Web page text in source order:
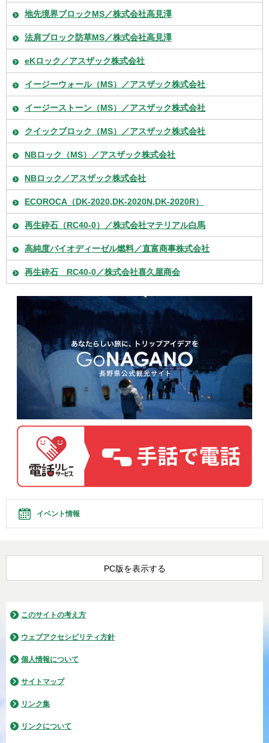
地先境界ブロックMS／株式会社高見澤
法肩ブロック防草MS／株式会社高見澤
eKロック／アスザック株式会社
イージーウォール（MS）／アスザック株式会社
イージーストーン（MS）／アスザック株式会社
クイックブロック（MS）／アスザック株式会社
NBロック（MS）／アスザック株式会社
NBロック／アスザック株式会社
ECOROCA（DK-2020,DK-2020N,DK-2020R）
再生砕石（RC40-0）／株式会社マテリアル白馬
高純度バイオディーゼル燃料／直富商事株式会社
再生砕石 RC40-0／株式会社喜久屋商会
イベント情報
PC版を表示する
このサイトの考え方
ウェブアクセシビリティ方針
個人情報について
サイトマップ
リンク集
リンクについて